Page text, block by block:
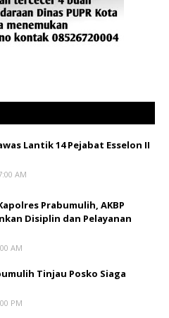
Lantik 14 Pejabat Esselon II
AM
Prabumulih, AKBP
Disiplin dan Pelayanan
AM
Tinjau Posko Siaga
PM